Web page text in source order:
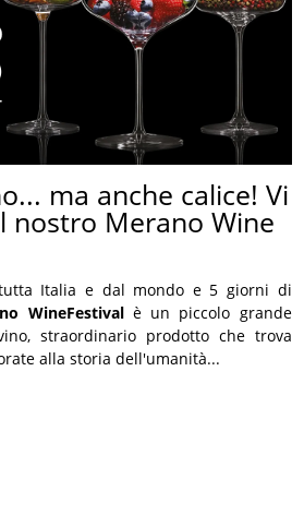
ma anche calice! Vi
nostro Merano Wine
Italia e dal mondo e 5 giorni di
WineFestivalè un piccolo grande
straordinario prodotto che trova
alla storia dell'umanità...